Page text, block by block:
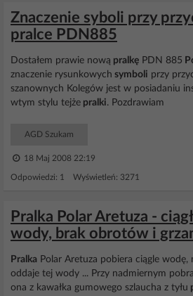
Znaczenie syboli przy
pralce PDN885
Dostałem prawie nową pralkę PDN 885
znaczenie rysunkowych symboli przy
szanownych Kolegów jest w posiadaniu
wtym stylu tejże pralki. Pozdrawiam
AGD Szukam
18 Maj 2008 22:19
Odpowiedzi: 1 Wyświetleń: 3271
Pralka Polar Aretuza -
wody, brak obrotów i
Pralka Polar Aretuza pobiera ciągle wodę,
oddaje tej wody ... Przy nadmiernym
ona z kawałka gumowego szlaucha z tyłu